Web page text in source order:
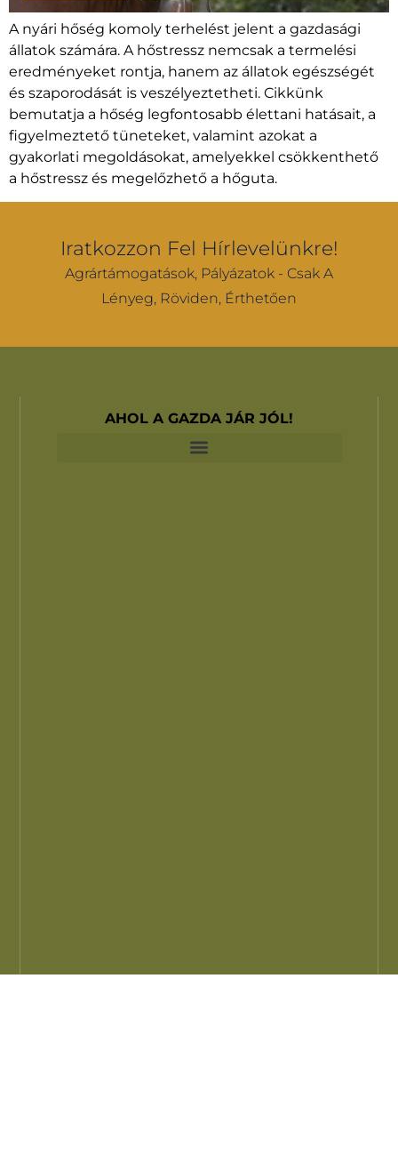
A nyári hőség komoly terhelést jelent a gazdasági
állatok számára. A hőstressz nemcsak a termelési
eredményeket rontja, hanem az állatok egészségét
és szaporodását is veszélyeztetheti. Cikkünk
bemutatja a hőség legfontosabb élettani hatásait, a
figyelmeztető tüneteket, valamint azokat a
gyakorlati megoldásokat, amelyekkel csökkenthető
a hőstressz és megelőzhető a hőguta.
Iratkozzon Fel Hírlevelünkre!
Agrártámogatások, Pályázatok - Csak A
Lényeg, Röviden, Érthetően
AHOL A GAZDA JÁR JÓL!